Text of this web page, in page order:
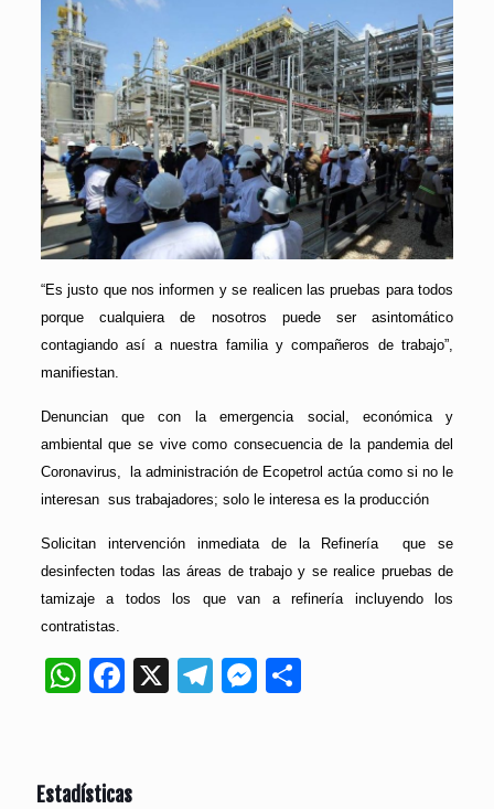
“Es justo que nos informen y se realicen las pruebas para todos
porque cualquiera de nosotros puede ser asintomático
contagiando así a nuestra familia y compañeros de trabajo”,
manifiestan.
Denuncian que con la emergencia social, económica y
ambiental que se vive como consecuencia de la pandemia del
Coronavirus, la administración de Ecopetrol actúa como si no le
interesan sus trabajadores; solo le interesa es la producción
Solicitan intervención inmediata de la Refinería que se
desinfecten todas las áreas de trabajo y se realice pruebas de
tamizaje a todos los que van a refinería incluyendo los
contratistas.
WhatsApp
Facebook
X Telegram
Messenger
Estadísticas